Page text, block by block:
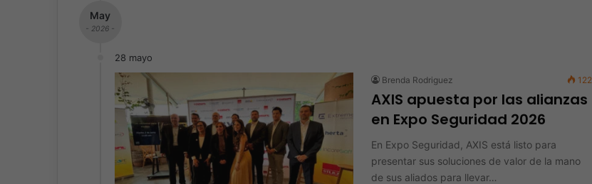
May
- 2026 -
28 mayo
Brenda Rodriguez 122
AXIS apuesta por las alianzas
en Expo Seguridad 2026
En Expo Seguridad, AXIS está listo para
presentar sus soluciones de valor de la mano
de sus aliados para llevar…